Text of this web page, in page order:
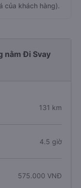
của khách hàng).
nằm Đi Svay
131 km
4.5 giờ
575.000 VNĐ